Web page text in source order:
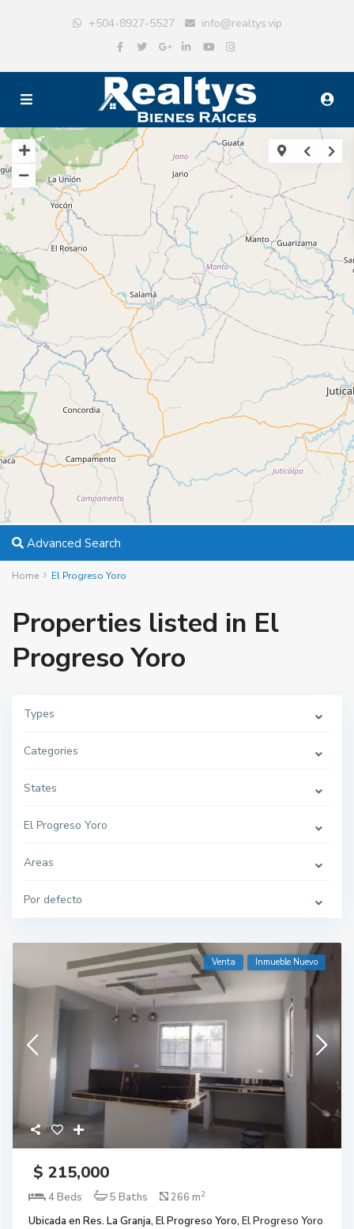
+504-8927-5527 info@realtys.vip
Advanced Search
Home El Progreso Yoro
Properties listed in El
Progreso Yoro
Types
Categories
States
El Progreso Yoro
Areas
Por defecto
Venta Inmueble Nuevo
$ 215,000
4 Beds 5 Baths 266 m2
Ubicada en Res. La Granja, El Progreso Yoro, El Progreso Yoro